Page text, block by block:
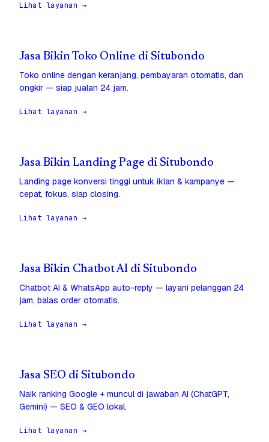
Lihat layanan →
Jasa Bikin Toko Online di Situbondo
Toko online dengan keranjang, pembayaran otomatis, dan
ongkir — siap jualan 24 jam.
Lihat layanan →
Jasa Bikin Landing Page di Situbondo
Landing page konversi tinggi untuk iklan & kampanye —
cepat, fokus, siap closing.
Lihat layanan →
Jasa Bikin Chatbot AI di Situbondo
Chatbot AI & WhatsApp auto-reply — layani pelanggan 24
jam, balas order otomatis.
Lihat layanan →
Jasa SEO di Situbondo
Naik ranking Google + muncul di jawaban AI (ChatGPT,
Gemini) — SEO & GEO lokal.
Lihat layanan →